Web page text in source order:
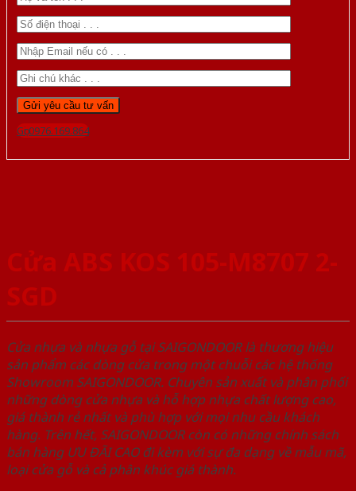
Gọi 0976.169.864
Cửa ABS KOS 105-M8707 2-
SGD
Cửa nhựa và nhựa gỗ tại SAIGONDOOR là thương hiệu
sản phẩm các dòng cửa trong một chuỗi các hệ thống
Showroom SAIGONDOOR. Chuyên sản xuất và phân phối
những dòng cửa nhựa và hỗ hợp nhựa chất lượng cao,
giá thành rẻ nhất và phù hợp với mọi nhu cầu khách
hàng. Trên hết, SAIGONDOOR còn có những chính sách
bán hàng ƯU ĐÃI CAO đi kèm với sự đa dạng về mẫu mã,
loại cửa gỗ và cả phân khúc giá thành.